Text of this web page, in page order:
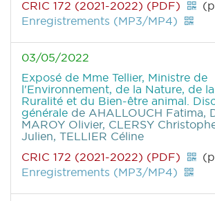
CRIC 172 (2021-2022) (PDF)
Enregistrements (MP3/MP4)
03/05/2022
Exposé de Mme Tellier, Ministre de
l'Environnement, de la Nature, de
Ruralité et du Bien-être animal.
générale de AHALLOUCH Fatima,
MAROY Olivier, CLERSY
Julien, TELLIER Céline
CRIC 172 (2021-2022) (PDF)
Enregistrements (MP3/MP4)